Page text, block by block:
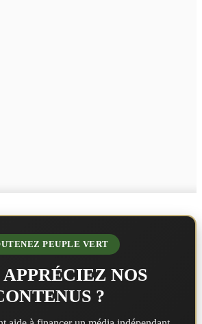
PEUPLE VERT
APPRÉCIEZ NOS
?